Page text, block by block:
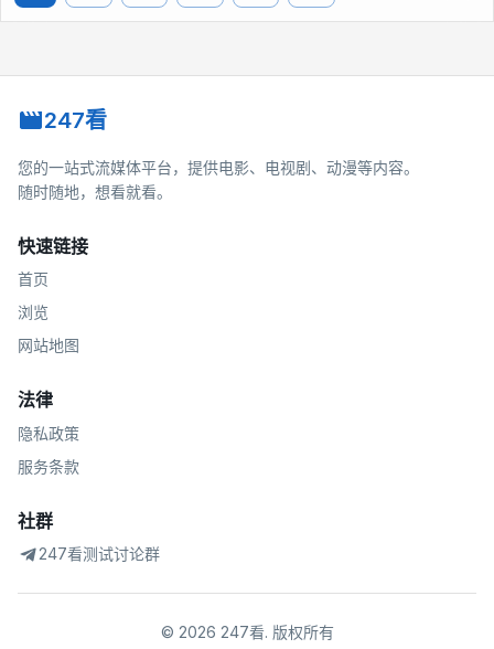
247看
您的一站式流媒体平台，提供电影、电视剧、动漫等内容。
随时随地，想看就看。
快速链接
首页
浏览
网站地图
法律
隐私政策
服务条款
社群
247看测试讨论群
© 2026 247看. 版权所有